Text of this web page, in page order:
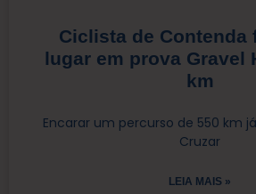
Ciclista de Contenda
lugar em prova Gravel
km
Encarar um percurso de 550 km
Cruzar
LEIA MAIS »